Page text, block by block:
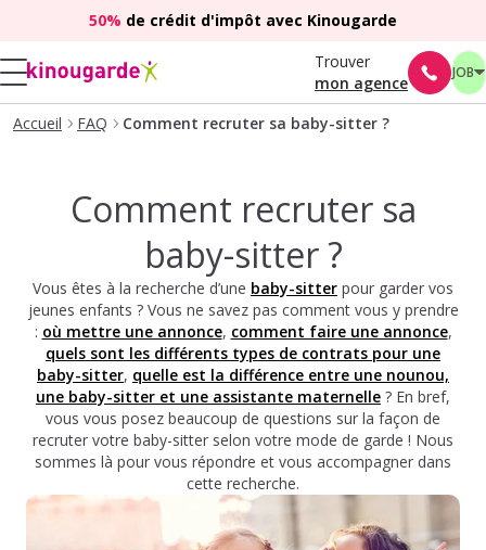
50% de crédit d'impôt avec Kinougarde
Trouver
mon agence
JOB
Accueil FAQ Comment recruter sa baby-sitter ?
Comment recruter sa
baby-sitter ?
Vous êtes à la recherche d’une baby-sitter pour garder vos
jeunes enfants ? Vous ne savez pas comment vous y prendre
: où mettre une annonce, comment faire une annonce,
quels sont les différents types de contrats pour une
baby-sitter, quelle est la différence entre une nounou,
une baby-sitter et une assistante maternelle ? En bref,
vous vous posez beaucoup de questions sur la façon de
recruter votre baby-sitter selon votre mode de garde ! Nous
sommes là pour vous répondre et vous accompagner dans
cette recherche.